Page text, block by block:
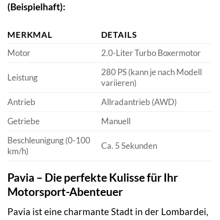
(Beispielhaft):
MERKMAL
DETAILS
Motor
2.0-Liter Turbo Boxermotor
Leistung
280 PS (kann je nach Modell
variieren)
Antrieb
Allradantrieb (AWD)
Getriebe
Manuell
Beschleunigung (0-100
km/h)
Ca. 5 Sekunden
Pavia – Die perfekte Kulisse für Ihr
Motorsport-Abenteuer
Pavia ist eine charmante Stadt in der Lombardei,